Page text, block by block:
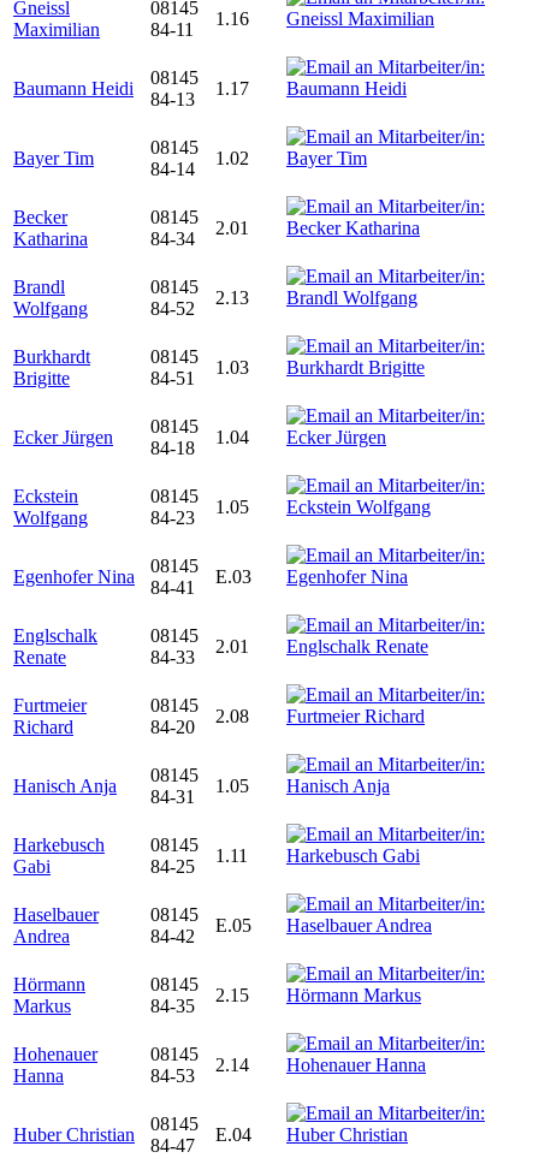
Gneissl
Maximilian
08145
84-11
1.16
Baumann Heidi
08145
84-13
1.17
Bayer Tim
08145
84-14
1.02
Becker
Katharina
08145
84-34
2.01
Brandl
Wolfgang
08145
84-52
2.13
Burkhardt
Brigitte
08145
84-51
1.03
Ecker Jürgen
08145
84-18
1.04
Eckstein
Wolfgang
08145
84-23
1.05
Egenhofer Nina
08145
84-41
E.03
Englschalk
Renate
08145
84-33
2.01
Furtmeier
Richard
08145
84-20
2.08
Hanisch Anja
08145
84-31
1.05
Harkebusch
Gabi
08145
84-25
1.11
Haselbauer
Andrea
08145
84-42
E.05
Hörmann
Markus
08145
84-35
2.15
Hohenauer
Hanna
08145
84-53
2.14
Huber Christian
08145
84-47
E.04